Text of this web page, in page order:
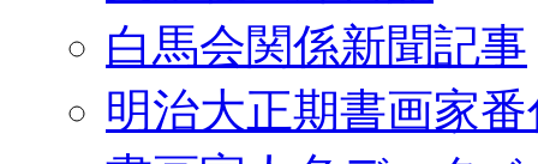
白馬会関係新聞記事
明治大正期書画家